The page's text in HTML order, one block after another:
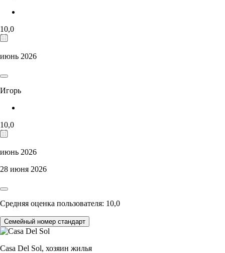
10,0
июнь 2026
Игорь
10,0
июнь 2026
28 июня 2026
Средняя оценка пользователя: 10,0
Семейный номер стандарт
Casa Del Sol, хозяин жилья